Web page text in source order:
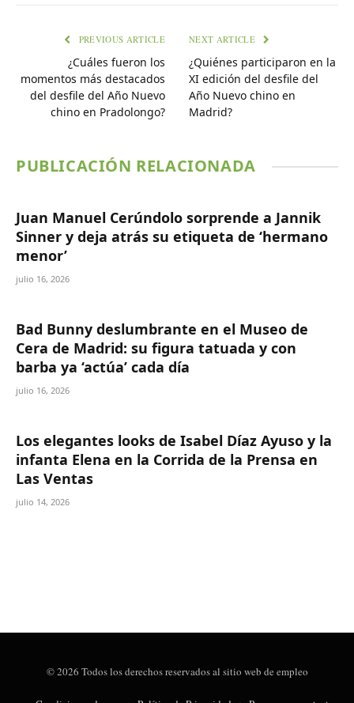
PREVIOUS ARTICLE
¿Cuáles fueron los
momentos más destacados
del desfile del Año Nuevo
chino en Pradolongo?
NEXT ARTICLE
¿Quiénes participaron en la
XI edición del desfile del
Año Nuevo chino en
Madrid?
PUBLICACIÓN RELACIONADA
Juan Manuel Cerúndolo sorprende a Jannik
Sinner y deja atrás su etiqueta de ‘hermano
menor’
julio 16, 2026
Bad Bunny deslumbrante en el Museo de
Cera de Madrid: su figura tatuada y con
barba ya ‘actúa’ cada día
julio 16, 2026
Los elegantes looks de Isabel Díaz Ayuso y la
infanta Elena en la Corrida de la Prensa en
Las Ventas
julio 14, 2026
© 2026 Todos los derechos reservados al sitio web de empleo